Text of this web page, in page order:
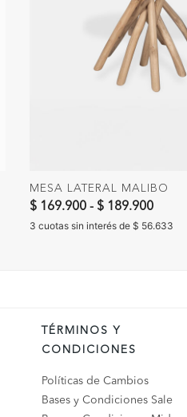
MESA LATERAL MALIBO
$ 169.900 - $ 189.900
3 cuotas sin interés de $ 56.633
TÉRMINOS Y
CONDICIONES
Políticas de Cambios
Bases y Condiciones Sale